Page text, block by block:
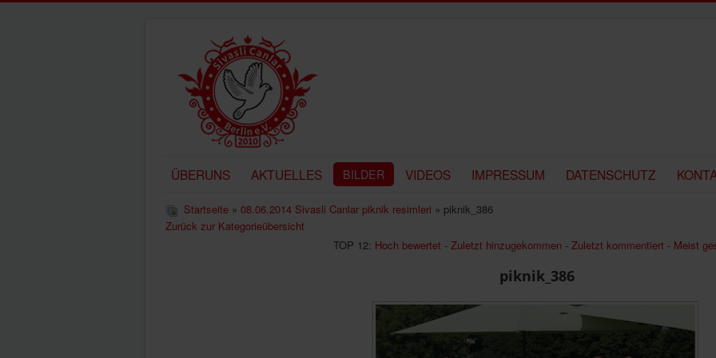
ÜBERUNS AKTUELLES BILDER VIDEOS IMPRESSUM DATENSCHUTZ
Startseite » 08.06.2014 Sivasli Canlar piknik resimleri » piknik_386
Zurück zur Kategorieübersicht
TOP 12: Hoch bewertet - Zuletzt hinzugekommen - Zuletzt kommentiert - Meist
piknik_386